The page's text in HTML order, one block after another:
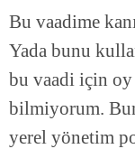
Bu vaadime
Yada bunu
bu vaadi için oy
bilmiyorum.
yerel yönetim